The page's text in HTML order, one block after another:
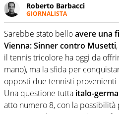
Roberto Barbacci
GIORNALISTA
Giornalista (pubblicista)
tuttologo di Virgilio Sport.
scherma, di volley o di
Sarebbe stato belloavere una
Vienna: Sinner contro Musetti
il tennis tricolore ha oggi da
mano), ma la sfida per
opposti due tennisti
Una questione tutta italo-
atto numero 8, con la possibilità